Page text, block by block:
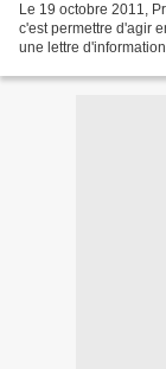
Le 19 octobre 2011,
c'est permettre d'agir
une lettre